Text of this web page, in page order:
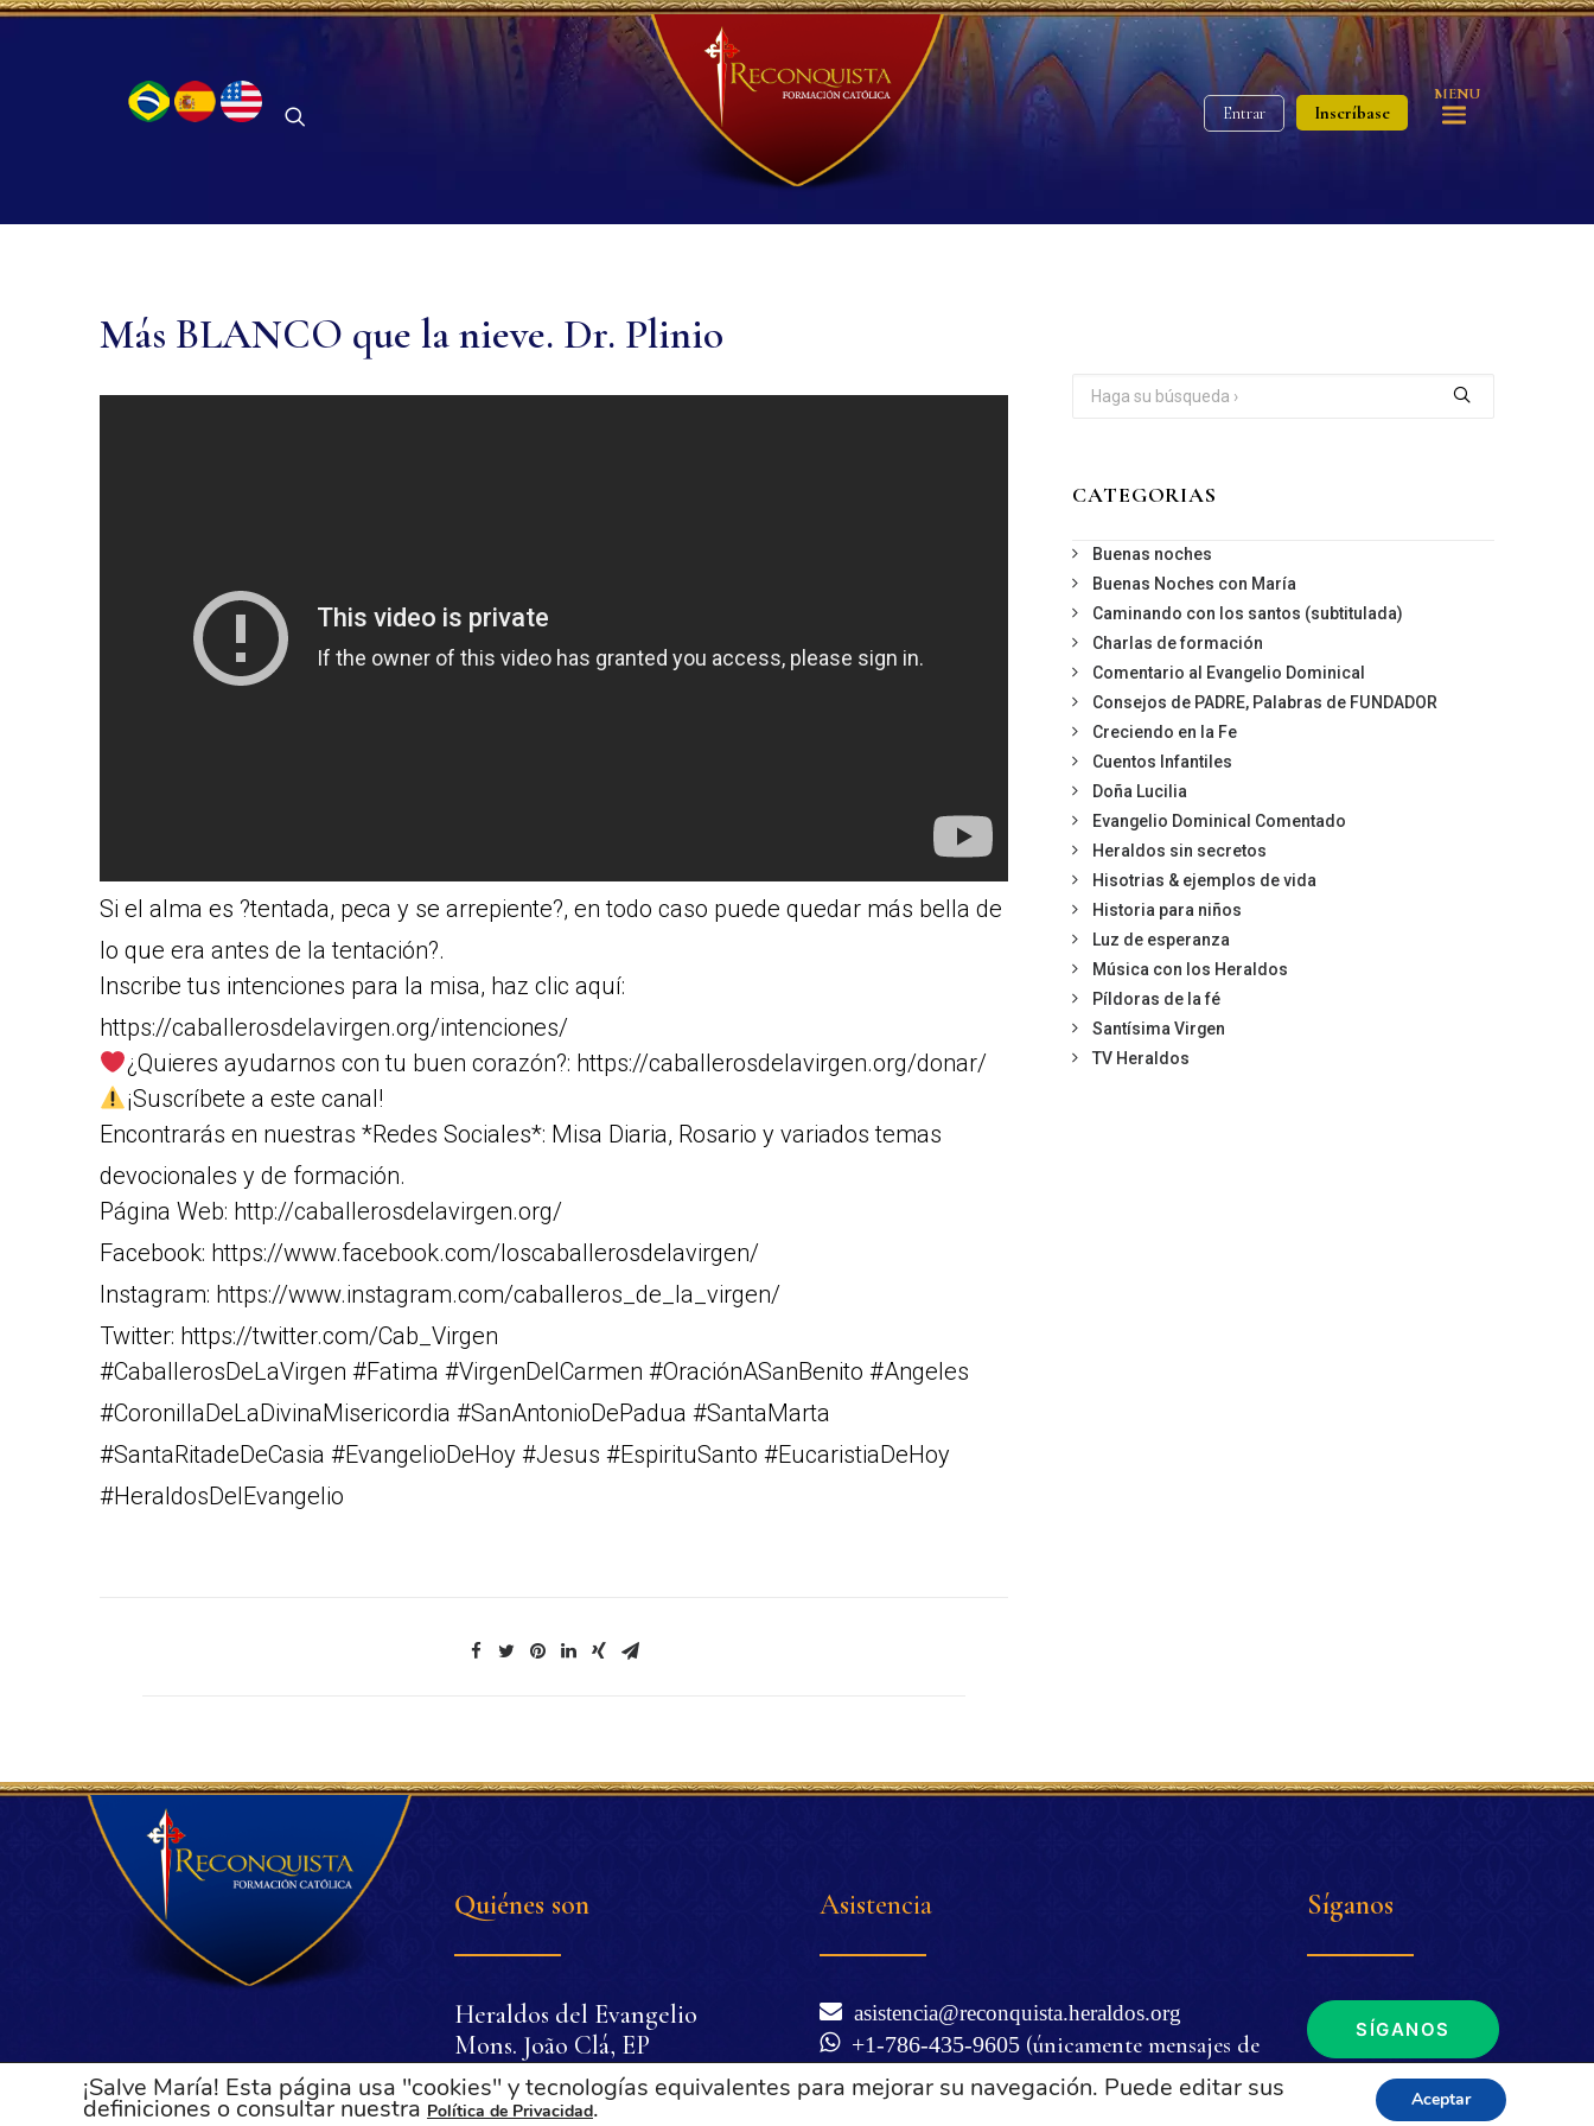
Entrar Inscríbase
MENU
Más BLANCO que la nieve. Dr. Plinio
Si el alma es ?tentada, peca y se arrepiente?, en todo caso puede quedar más bella de
lo que era antes de la tentación?.
Inscribe tus intenciones para la misa, haz clic aquí:
https://caballerosdelavirgen.org/intenciones/
¿Quieres ayudarnos con tu buen corazón?: https://caballerosdelavirgen.org/donar/
¡Suscríbete a este canal!
Encontrarás en nuestras *Redes Sociales*: Misa Diaria, Rosario y variados temas
devocionales y de formación.
Página Web: http://caballerosdelavirgen.org/
Facebook: https://www.facebook.com/loscaballerosdelavirgen/
Instagram: https://www.instagram.com/caballeros_de_la_virgen/
Twitter: https://twitter.com/Cab_Virgen
#CaballerosDeLaVirgen #Fatima #VirgenDelCarmen #OraciónASanBenito #Angeles
#CoronillaDeLaDivinaMisericordia #SanAntonioDePadua #SantaMarta
#SantaRitadeDeCasia #EvangelioDeHoy #Jesus #EspirituSanto #EucaristiaDeHoy
#HeraldosDelEvangelio
CATEGORIAS
Buenas noches
Buenas Noches con María
Caminando con los santos (subtitulada)
Charlas de formación
Comentario al Evangelio Dominical
Consejos de PADRE, Palabras de FUNDADOR
Creciendo en la Fe
Cuentos Infantiles
Doña Lucilia
Evangelio Dominical Comentado
Heraldos sin secretos
Hisotrias & ejemplos de vida
Historia para niños
Luz de esperanza
Música con los Heraldos
Píldoras de la fé
Santísima Virgen
TV Heraldos
Quiénes son
Heraldos del Evangelio
Mons. João Clá, EP
Dr. Plinio Corrêa de Oliveira
Dña. Lucilia Corrêa de
Asistencia
asistencia@reconquista.heraldos.org
+1-786-435-9605 (únicamente mensajes de
WhatsApp)
Síganos
SÍGANOS
¡Salve María! Esta página usa "cookies" y tecnologías equivalentes para mejorar su navegación. Puede editar sus
definiciones o consultar nuestra Política de Privacidad. Aceptar